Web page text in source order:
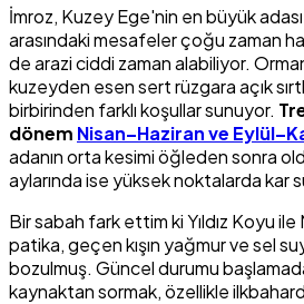
İmroz, Kuzey Ege'nin en büyük
arasındaki mesafeler çoğu zaman
de arazi ciddi zaman alabiliyor.
kuzeyden esen sert rüzgara açık
birbirinden farklı koşullar sunuyor.
dönem Nisan–Haziran ve
adanın orta kesimi öğleden sonra
aylarında ise yüksek noktalarda kar
Bir sabah fark ettim ki Yıldız Koyu ile
patika, geçen kışın yağmur ve sel
bozulmuş. Güncel durumu
kaynaktan sormak, özellikle